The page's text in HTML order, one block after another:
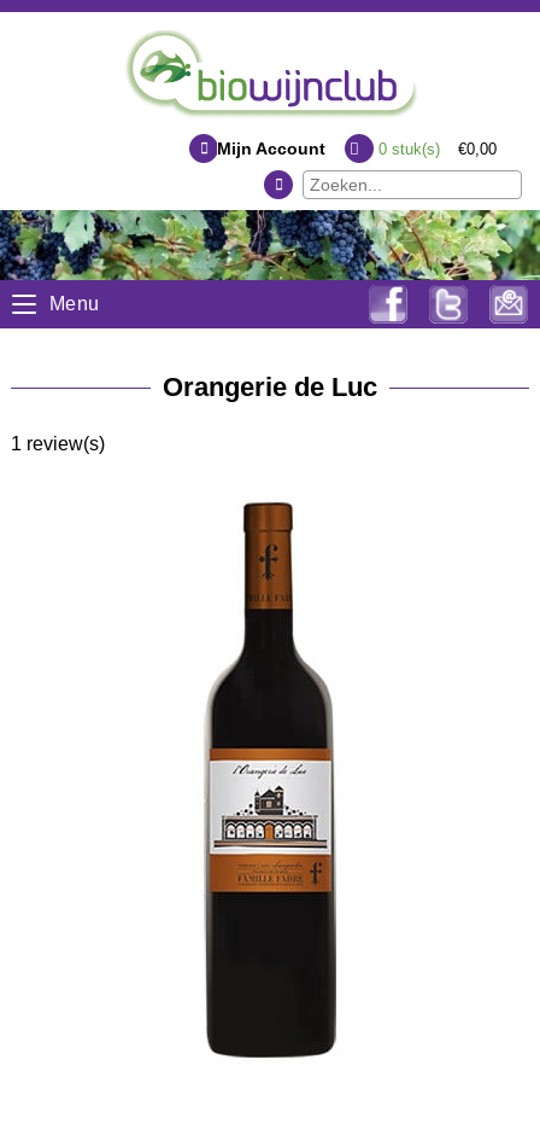
Mijn Account 0stuk(s) €0,00
Menu
Orangerie de Luc
1 review(s)